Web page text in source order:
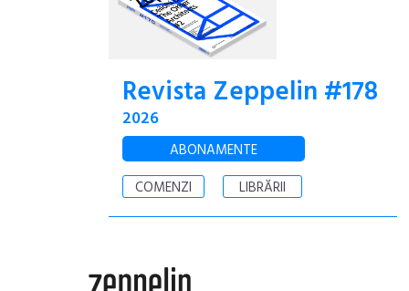
Revista Zeppelin #178
2026
ABONAMENTE
COMENZI
LIBRĂRII